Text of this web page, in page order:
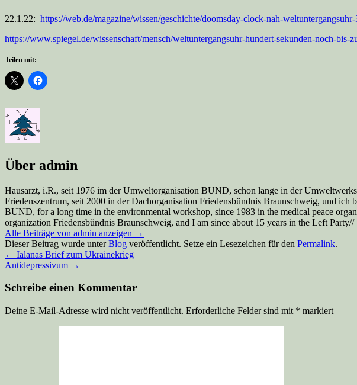
22.1.22: https://web.de/magazine/wissen/geschichte/doomsday-clock-nah-
https://www.spiegel.de/wissenschaft/mensch/weltuntergangsuhr-hundert-sekunden-noch-
Teilen mit:
Über admin
Hausarzt, i.R., seit 1976 im der Umweltorganisation BUND, schon lange in der
Friedenszentrum, seit 2000 in der Dachorganisation Friedensbündnis Braunschweig, und
BUND, for a long time in the environmental workshop, since 1983 in the medical peace
organization Friedensbündnis Braunschweig, and I am since about 15 years in the Left Party//
Alle Beiträge von admin anzeigen →
Dieser Beitrag wurde unterBlog veröffentlicht. Setze ein Lesezeichen für den Permalink.
← Ialanas Brief zum Ukrainekrieg
Antidepressivum →
Schreibe einen Kommentar
Deine E-Mail-Adresse wird nicht veröffentlicht. Erforderliche Felder sind mit * markiert